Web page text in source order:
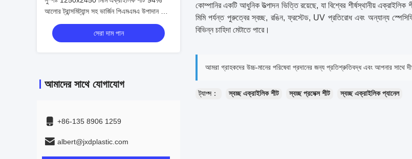
আলোর ট্রান্সমিট্যান্স সহ ভার্জিন পিএমএমএ উপাদান থেকে
সেরা দাম পান
আমাদের সাথে যোগাযোগ
+86-135 8906 1259
albert@jxdplastic.com
কোম্পানির একটি আধুনিক উত্পাদন ভিত্তি রয়েছে, যা বিশ্বের শীর্ষস্থানীয়
মিমি পর্যন্ত পুরুত্বের স্বচ্ছ, রঙিন, ফ্রস্টেড, UV প্রতিরোধ এবং অন্যান্য
বিভিন্ন চাহিদা মেটাতে পারে।
আমরা গ্রাহকদের উচ্চ-মানের পরিষেবা প্রদানের জন্য প্রতিশ্রুতিবদ্ধ এবং আপনার সাথে
ট্যাগ্স： স্বচ্ছ এক্রাইলিক শীট স্বচ্ছ প্রসেক্স শীট স্বচ্ছ এক্রাইলিক প্যানেল